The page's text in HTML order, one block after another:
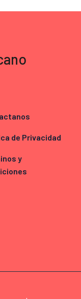
de Privacidad
y